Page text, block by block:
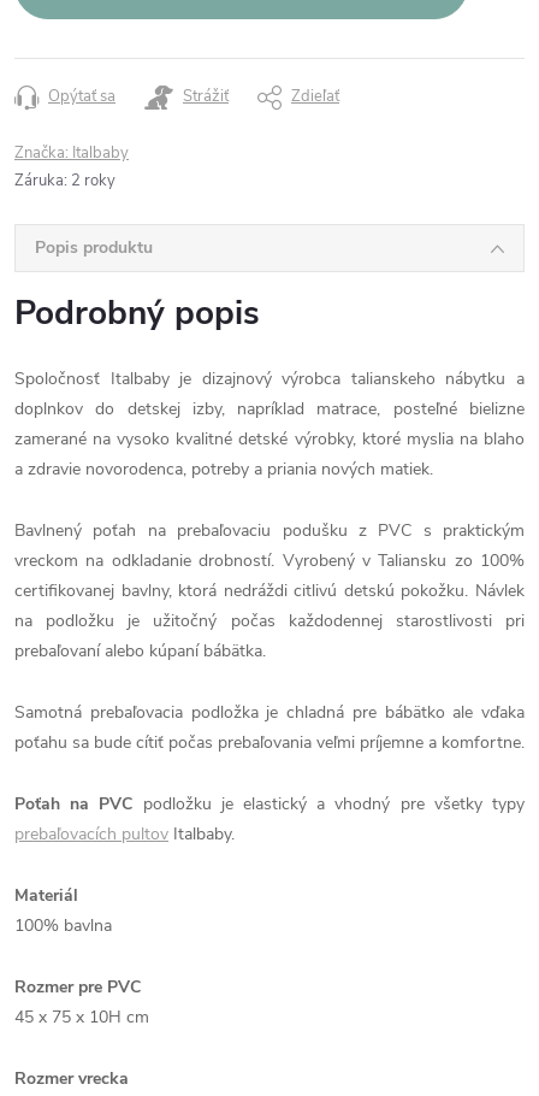
Opýtať sa Strážiť Zdieľať
Značka: Italbaby
Záruka: 2 roky
Popis produktu
Podrobný popis
Spoločnosť Italbaby je dizajnový výrobca talianskeho nábytku a
doplnkov do detskej izby, napríklad matrace, posteľné bielizne
zamerané na vysoko kvalitné detské výrobky, ktoré myslia na blaho
a zdravie novorodenca, potreby a priania nových matiek.
Bavlnený poťah na prebaľovaciu podušku z PVC s praktickým
vreckom na odkladanie drobností. Vyrobený v Taliansku zo 100%
certifikovanej bavlny, ktorá nedráždi citlivú detskú pokožku. Návlek
na podložku je užitočný počas každodennej starostlivosti pri
prebaľovaní alebo kúpaní bábätka.
Samotná prebaľovacia podložka je chladná pre bábätko ale vďaka
poťahu sa bude cítiť počas prebaľovania veľmi príjemne a komfortne.
Poťah na PVC podložku je elastický a vhodný pre všetky typy
prebaľovacích pultov Italbaby.
Materiál
100% bavlna
Rozmer pre PVC
45 x 75 x 10H cm
Rozmer vrecka